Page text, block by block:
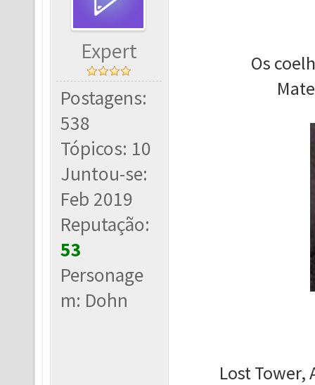
Expert
Postagens:
538
Tópicos: 10
Juntou-se:
Feb 2019
Reputação:
53
Personage
m: Dohn
Os
Lost Tower,